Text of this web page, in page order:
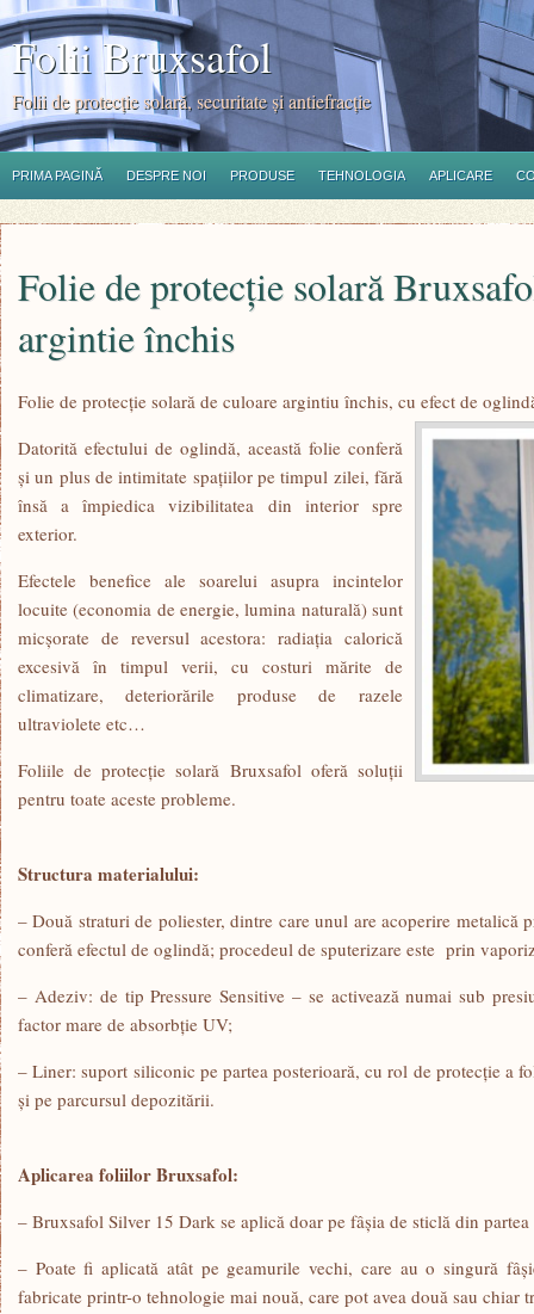
Folii Bruxsafol
Folii de protecţie solară, securitate şi antiefracţie
PRIMA PAGINĂ DESPRE NOI PRODUSE TEHNOLOGIA APLICARE
Folie de protecție solară
argintie închis
Folie de protecție solară de culoare argintiu închis, cu efect de
Datorită efectului de oglindă, această folie conferă
și un plus de intimitate spațiilor pe timpul zilei, fără
însă a împiedica vizibilitatea din interior spre
exterior.
Efectele benefice ale soarelui asupra incintelor
locuite (economia de energie, lumina naturală) sunt
micșorate de reversul acestora: radiația calorică
excesivă în timpul verii, cu costuri mărite de
climatizare, deteriorările produse de razele
ultraviolete etc…
Foliile de protecție solară Bruxsafol oferă soluții
pentru toate aceste probleme.
Structura materialului:
– Două straturi de poliester, dintre care unul are acoperire metalică
conferă efectul de oglindă; procedeul de sputerizare este prin
– Adeziv: de tip Pressure Sensitive – se activează numai sub
factor mare de absorbție UV;
– Liner: suport siliconic pe partea posterioară, cu rol de protecție a
și pe parcursul depozitării.
Aplicarea foliilor Bruxsafol:
– Bruxsafol Silver 15 Dark se aplică doar pe fâșia de sticlă din
– Poate fi aplicată atât pe geamurile vechi, care au o singură
fabricate printr-o tehnologie mai nouă, care pot avea două sau chiar